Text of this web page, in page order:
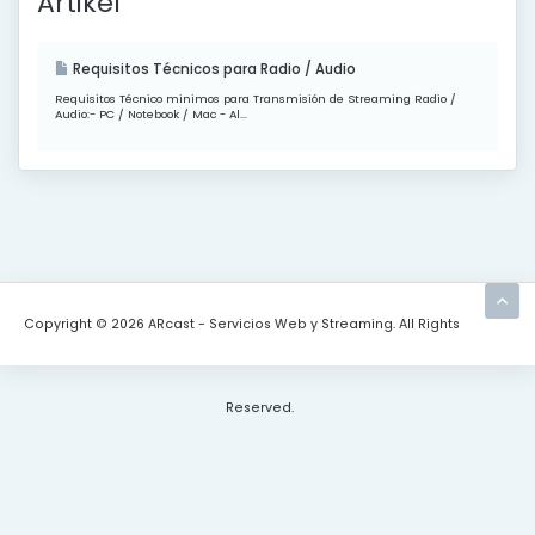
Requisitos Técnicos para Radio / Audio
Requisitos Técnico minimos para Transmisión de Streaming Radio /
Audio:- PC / Notebook / Mac - Al...
Copyright © 2026 ARcast - Servicios Web y Streaming. All Rights
Reserved.